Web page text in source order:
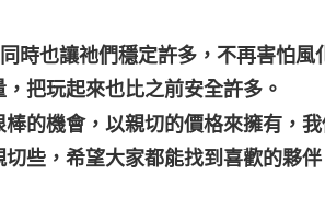
時也讓祂們穩定許多，不再害怕風
把玩起來也比之前安全許多。
的機會，以親切的價格來擁有，
些，希望大家都能找到喜歡的夥伴